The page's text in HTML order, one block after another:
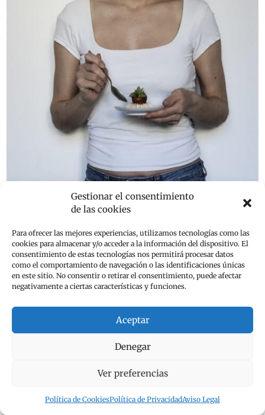
Gestionar el consentimiento
de las cookies
Para ofrecer las mejores experiencias, utilizamos tecnologías como las
cookies para almacenar y/o acceder a la información del dispositivo. El
consentimiento de estas tecnologías nos permitirá procesar datos
como el comportamiento de navegación o las identificaciones únicas
en este sitio. No consentir o retirar el consentimiento, puede afectar
negativamente a ciertas características y funciones.
Aceptar
Denegar
Ver preferencias
Política de CookiesPolítica de PrivacidadAviso Legal
¡Hola, soy Emese! Te doy la bienvenida a este recetario visual
que intenta seguir el ritmo de las estaciones. Además de mis
postres y algunas recetas con un toque vintage y acogedor,
también podrás encontrar mis experiencias fotográficas.
Saborea las frutas que nos ofrece la Naturaleza. ¿Empezamos?
Top 10 + Apetecibles